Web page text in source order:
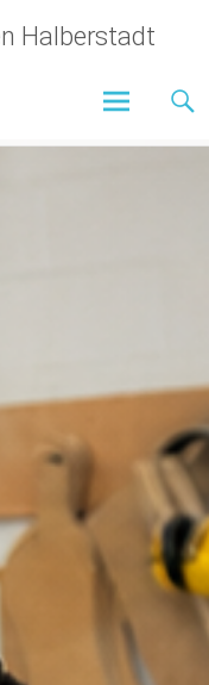
Halberstadt